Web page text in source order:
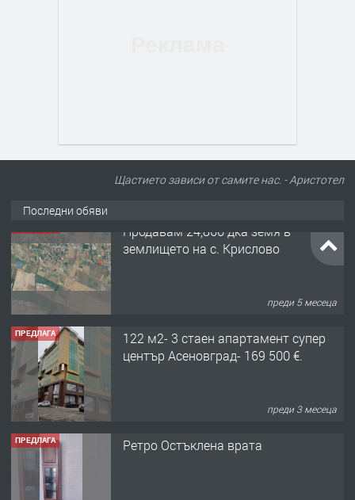
Щастието зависи от самите нас. - Аристотел
Последни обяви
ПРЕДЛАГА
122 м2- 3 стаен апартамент супер
център Асеновград- 169 500 €.
ПРЕДЛАГА Ретро Остъклена врата
ПРЕДЛАГА
🌟HYUNDAI i10 - 2024 | Само 55 лв./